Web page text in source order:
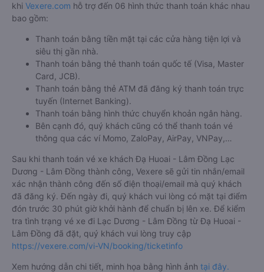
khi Vexere.com hỗ trợ đến 06 hình thức thanh toán khác nhau
bao gồm:
Thanh toán bằng tiền mặt tại các cửa hàng tiện lợi và
siêu thị gần nhà.
Thanh toán bằng thẻ thanh toán quốc tế (Visa, Master
Card, JCB).
Thanh toán bằng thẻ ATM đã đăng ký thanh toán trực
tuyến (Internet Banking).
Thanh toán bằng hình thức chuyển khoản ngân hàng.
Bên cạnh đó, quý khách cũng có thể thanh toán vé
thông qua các ví Momo, ZaloPay, AirPay, VNPay,…
Sau khi thanh toán vé xe khách Đạ Huoai - Lâm Đồng Lạc
Dương - Lâm Đồng thành công, Vexere sẽ gửi tin nhắn/email
xác nhận thành công đến số điện thoại/email mà quý khách
đã đăng ký. Đến ngày đi, quý khách vui lòng có mặt tại điểm
đón trước 30 phút giờ khởi hành để chuẩn bị lên xe. Để kiểm
tra tình trạng vé xe đi Lạc Dương - Lâm Đồng từ Đạ Huoai -
Lâm Đồng đã đặt, quý khách vui lòng truy cập
https://vexere.com/vi-VN/booking/ticketinfo
Xem hướng dẫn chi tiết, minh họa bằng hình ảnh tại đây.